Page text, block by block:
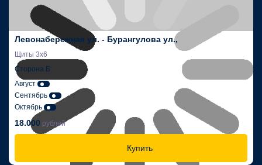
Левонабережная ул. - Бурангулова ул.,
Щиты 3х6
Сторона Б
Август
Сентябрь
Октябрь
18.000 рублей
Купить